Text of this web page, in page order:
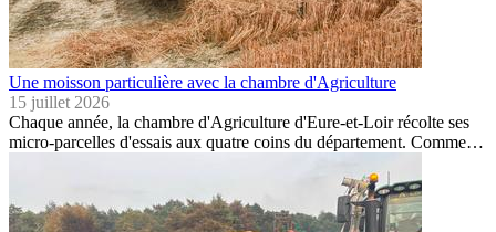
Une moisson particulière avec la chambre d'Agriculture
15 juillet 2026
Chaque année, la chambre d'Agriculture d'Eure-et-Loir récolte ses
micro-parcelles d'essais aux quatre coins du département. Comme…